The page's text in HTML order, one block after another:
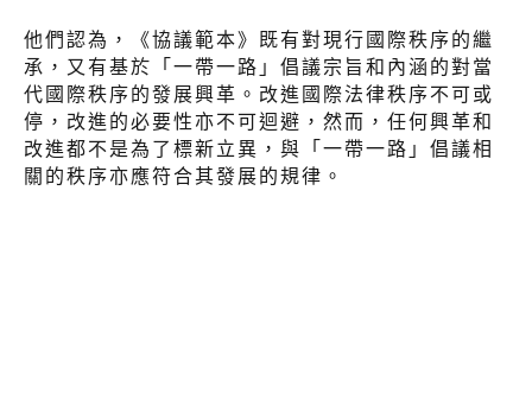
他們認為，《協議範本》既有對現行國際秩序的繼
承，又有基於「一帶一路」倡議宗旨和內涵的對當
代國際秩序的發展興革。改進國際法律秩序不可或
停，改進的必要性亦不可迴避，然而，任何興革和
改進都不是為了標新立異，與「一帶一路」倡議相
關的秩序亦應符合其發展的規律。